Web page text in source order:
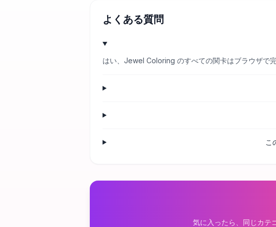
よくある質問
はい、Jewel Coloring のすべての関卡はブラウザで
こ
気に入ったら、同じカテ